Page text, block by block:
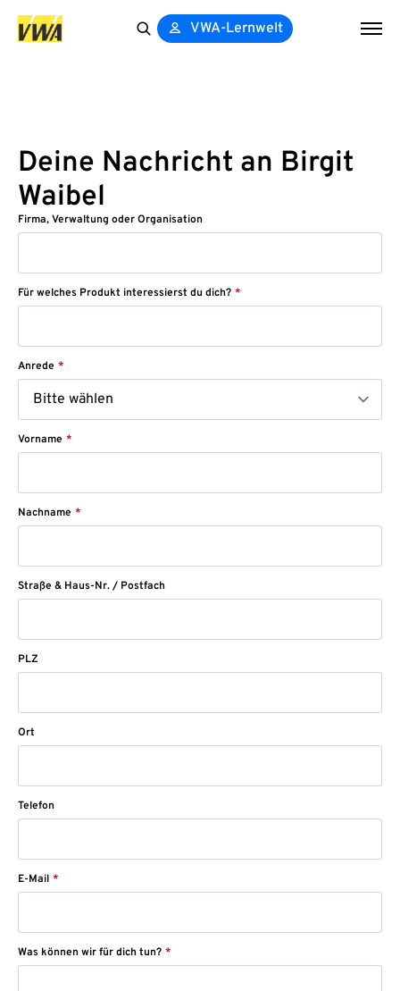
VWA-Lernwelt
Deine Nachricht an Birgit
Waibel
Firma, Verwaltung oder Organisation
Für welches Produkt interessierst du dich? *
Anrede *
Vorname *
Nachname *
Straße & Haus-Nr. / Postfach
PLZ
Ort
Telefon
E-Mail *
Was können wir für dich tun? *